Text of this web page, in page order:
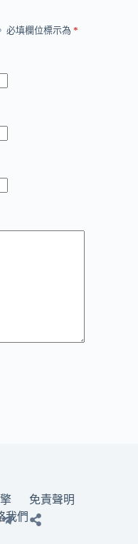
必填欄位標示為 *
免責聲明
我們